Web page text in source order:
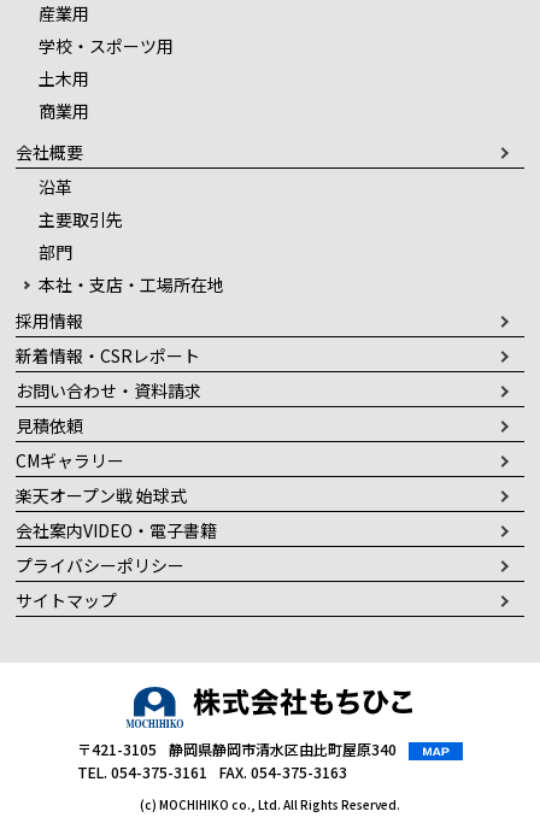
産業用
学校・スポーツ用
土木用
商業用
会社概要
沿革
主要取引先
部門
本社・支店・工場所在地
採用情報
新着情報・CSRレポート
お問い合わせ・資料請求
見積依頼
CMギャラリー
楽天オープン戦 始球式
会社案内VIDEO・電子書籍
プライバシーポリシー
サイトマップ
〒421-3105
静岡県静岡市清水区由比町屋原340
TEL. 054-375-3161
FAX. 054-375-3163
(c) MOCHIHIKO co., Ltd. All Rights Reserved.